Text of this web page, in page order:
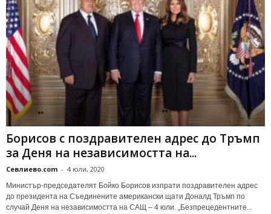
Борисов с поздравителен адрес до Тръмп
за Деня на независимостта на...
Севлиево.com - 4 юли, 2020
Министър-председателят Бойко Борисов изпрати поздравителен адрес
до президента на Съединените американски щати Доналд Тръмп по
случай Деня на независимостта на САЩ – 4 юли. „Безпрецедентните...